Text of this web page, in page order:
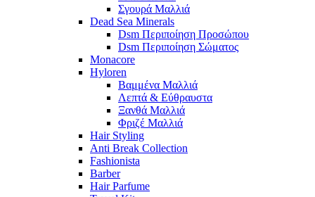
Σγουρά Μαλλιά
Dead Sea Minerals
Dsm Περιποίηση Προσώπου
Dsm Περιποίηση Σώματος
Monacore
Hyloren
Βαμμένα Μαλλιά
Λεπτά & Εύθραυστα
Ξανθά Μαλλιά
Φριζέ Μαλλιά
Hair Styling
Anti Break Collection
Fashionista
Barber
Hair Parfume